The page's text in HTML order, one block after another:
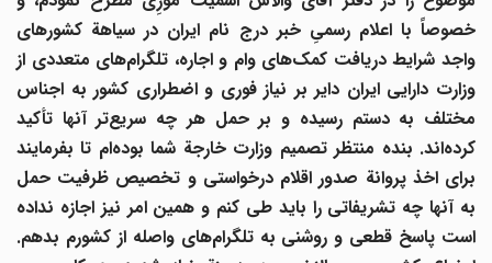
خصوصاً با اعلام رسمیِ خبر درج نام ایران در سیاهة کشورهای
واجد شرایط دریافت کمکهای وام و اجاره، تلگرامهای متعددی از
وزارت دارایی ایران دایر بر نیاز فوری و اضطراری کشور به اجناس
مختلف به دستم رسیده و بر حمل هر چه سریعتر آنها تأکید
کردهاند. بنده منتظر تصمیم وزارت خارجة شما بودهام تا بفرمایند
برای اخذ پروانة صدور اقلام درخواستی و تخصیص ظرفیت حمل
به آنها چه تشریفاتی را باید طی کنم و همین امر نیز اجازه نداده
است پاسخ قطعی و روشنی به تلگرامهای واصله از کشورم بدهم.